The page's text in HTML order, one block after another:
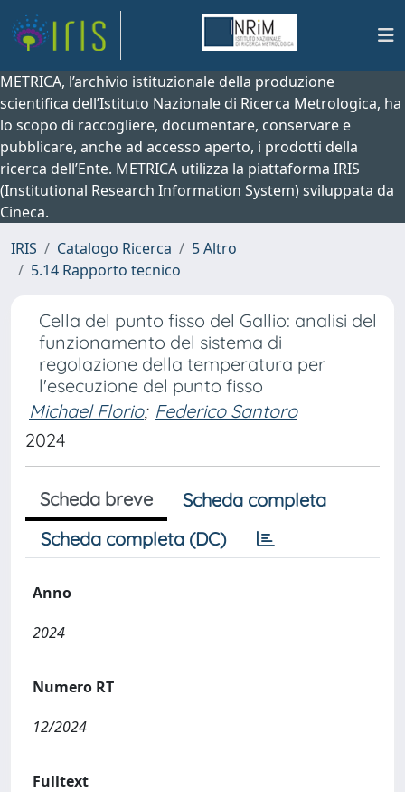
METRICA, l’archivio istituzionale della produzione
scientifica dell’Istituto Nazionale di Ricerca Metrologica, ha
lo scopo di raccogliere, documentare, conservare e
pubblicare, anche ad accesso aperto, i prodotti della
ricerca dell’Ente. METRICA utilizza la piattaforma IRIS
(Institutional Research Information System) sviluppata da
Cineca.
IRIS
Catalogo Ricerca
5 Altro
5.14 Rapporto tecnico
Cella del punto fisso del Gallio: analisi del
funzionamento del sistema di
regolazione della temperatura per
l'esecuzione del punto fisso
Michael Florio; Federico Santoro
2024
Scheda breve
Scheda completa
Scheda completa (DC)
Anno
2024
Numero RT
12/2024
Fulltext